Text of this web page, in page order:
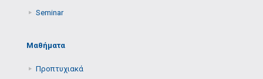
Seminar
Μαθήματα
Προπτυχιακά